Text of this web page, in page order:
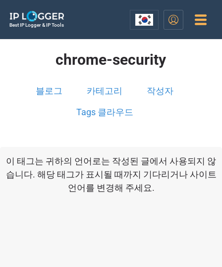
Best IP Logger & IP Tools
chrome-security
블로그 카테고리 작성자
Tags 클라우드